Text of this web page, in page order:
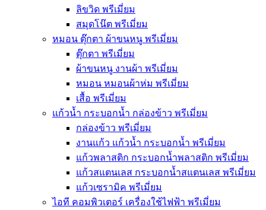
ลิขวิด พรีเมี่ยม
สมุดโน๊ต พรีเมี่ยม
หมอน ตุ๊กตา ผ้าขนหนู พรีเมี่ยม
ตุ๊กตา พรีเมี่ยม
ผ้าขนหนู งานผ้า พรีเมี่ยม
หมอน หมอนผ้าห่ม พรีเมี่ยม
เสื้อ พรีเมี่ยม
แก้วน้ำ กระบอกน้ำ กล่องข้าว พรีเมี่ยม
กล่องข้าว พรีเมี่ยม
งานแก้ว แก้วน้ำ กระบอกน้ำ พรีเมี่ยม
แก้วพลาสติก กระบอกน้ำพลาสติก พรีเมี่ยม
แก้วสแตนเลส กระบอกน้ำสแตนเลส พรีเมี่ยม
แก้วเซรามิค พรีเมี่ยม
ไอที คอมพิวเตอร์ เครื่องใช้ไฟฟ้า พรีเมี่ยม